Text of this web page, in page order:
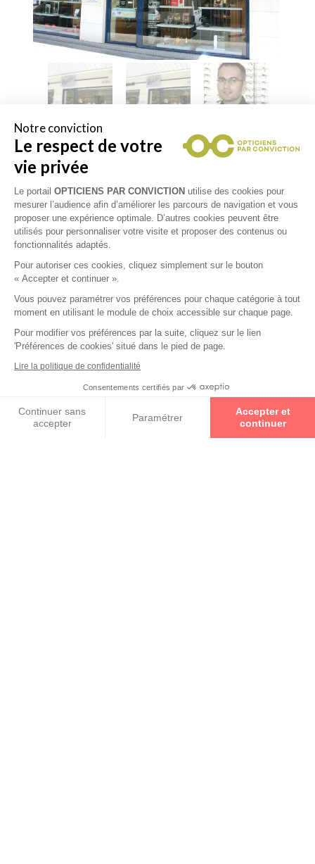
RETOUR VERS LA LISTE DES
RÉSULTATS
Un Opticien Par Conviction est un spécialiste proche de
vous géographiquement et humainement. Avec 2 000
toujours un Opticien Par Conviction pour mettre à votre
prestation la plus personnalisée possible.
En savoir +
Notre conviction
Le respect de votre
vie privée
Le portail OPTICIENS PAR CONVICTION utilise des cookies pour
mesurer l’audience afin d’améliorer les parcours de navigation et vous
proposer une expérience optimale. D’autres cookies peuvent être
utilisés pour personnaliser votre visite et proposer des contenus ou
fonctionnalités adaptés.
Pour autoriser ces cookies, cliquez simplement sur le bouton
« Accepter et continuer ».
Vous pouvez paramétrer vos préférences pour chaque catégorie à tout
moment en utilisant le module de choix accessible sur chaque page.
Pour modifier vos préférences par la suite, cliquez sur le lien
'Préférences de cookies' situé dans le pied de page.
Lire la politique de confidentialité
Consentements certifiés par
Continuer sans
accepter
Paramétrer
Accepter et
continuer